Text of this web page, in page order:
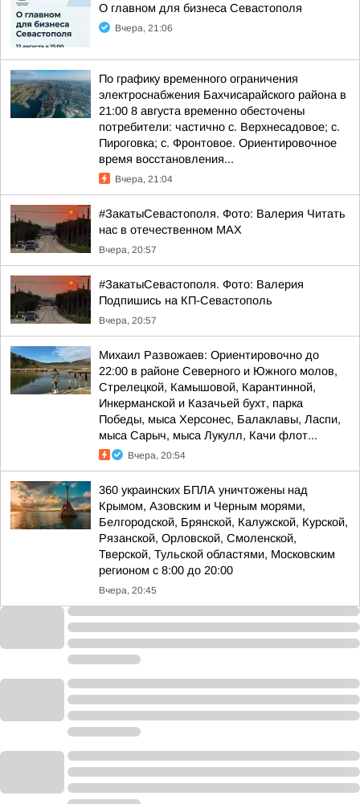
О главном для бизнеса Севастополя
Вчера, 21:06
По графику временного ограничения
электроснабжения Бахчисарайского района в
21:00 8 августа временно обесточены
потребители: частично с. Верхнесадовое; с.
Пироговка; с. Фронтовое. Ориентировочное
время восстановления...
Вчера, 21:04
#ЗакатыСевастополя. Фото: Валерия Читать
нас в отечественном MAX
Вчера, 20:57
#ЗакатыСевастополя. Фото: Валерия
Подпишись на КП-Севастополь
Вчера, 20:57
Михаил Развожаев: Ориентировочно до
22:00 в районе Северного и Южного молов,
Стрелецкой, Камышовой, Карантинной,
Инкерманской и Казачьей бухт, парка
Победы, мыса Херсонес, Балаклавы, Ласпи,
мыса Сарыч, мыса Лукулл, Качи флот...
Вчера, 20:54
360 украинских БПЛА уничтожены над
Крымом, Азовским и Черным морями,
Белгородской, Брянской, Калужской, Курской,
Рязанской, Орловской, Смоленской,
Тверской, Тульской областями, Московским
регионом с 8:00 до 20:00
Вчера, 20:45